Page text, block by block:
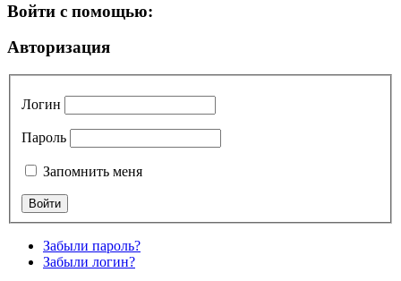
Войти с помощью:
Авторизация
Логин
Пароль
Запомнить меня
Забыли пароль?
Забыли логин?